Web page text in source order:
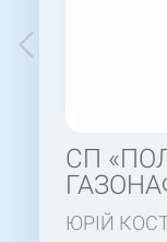
СП
ЮРІЙ